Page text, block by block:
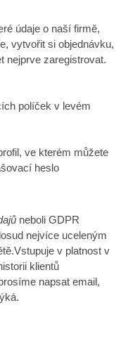
údaje o naší firmě,
vytvořit si objednávku,
nejprve zaregistrovat.
políček v levém
ve kterém můžete
heslo
neboli GDPR
nejvíce uceleným
v platnost v
klientů
napsat email,